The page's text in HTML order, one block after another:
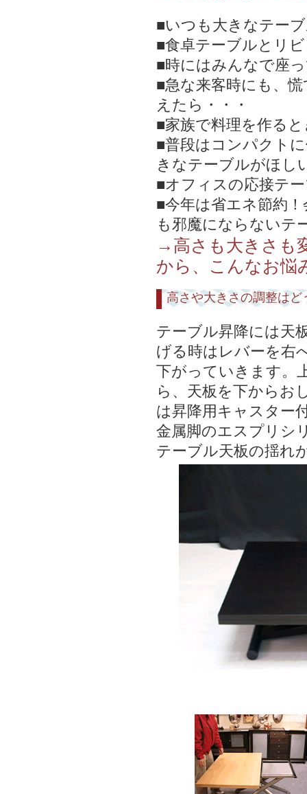
■いつも大きなテー
■食卓テーブルとリ
■時にはみんなで座
■急な来客時にも、
えたら・・・
■家族で料理を作る
■普段はコンパクト
きなテーブルがほし
■オフィスの応接テ
■今年は省エネ節約
も邪魔にならないテ
→高さも大きさも
から、こんなお悩
高さや大きさの調整は
テーブル昇降には天
げる時はレバーを右
下がっていきます。
ら、天板を下からお
は昇降用キャスター
金属脚のエスプリシ
テーブル天板の揺れ